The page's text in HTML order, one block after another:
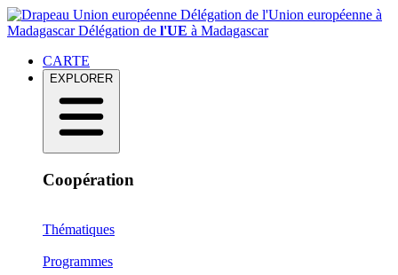
Délégation de l'Union européenne à
MadagascarDélégation de l'UE à Madagascar
CARTE
EXPLORER
Coopération
Thématiques
Programmes